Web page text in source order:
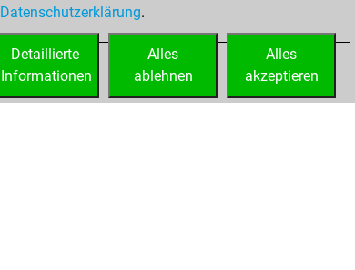
Datenschutzerklärung.
Alles
akzeptieren
Alles
ablehnen
Detaillierte
Informationen